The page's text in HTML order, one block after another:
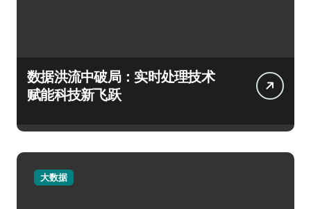
数据洪流中破局：实时处理技术
赋能科技新飞跃
大数据